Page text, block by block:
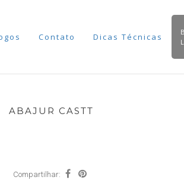
Contato Dicas Técnicas
ABAJUR CASTT
Compartilhar: